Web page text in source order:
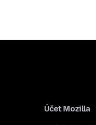
Účet Mozilla